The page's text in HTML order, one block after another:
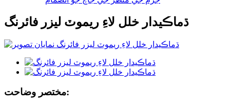
ڌماڪيدار خلل لاءِ ريموٽ ليزر فائرنگ
مختصر وضاحت: